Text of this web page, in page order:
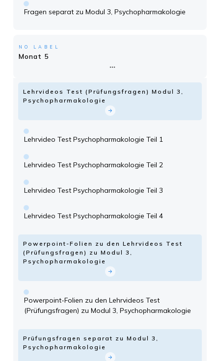
Fragen separat zu Modul 3, Psychopharmakologie
NO LABEL
Monat 5
Lehrvideos Test (Prüfungsfragen) Modul 3,
Psychopharmakologie
Lehrvideo Test Psychopharmakologie Teil 1
Lehrvideo Test Psychopharmakologie Teil 2
Lehrvideo Test Psychopharmakologie Teil 3
Lehrvideo Test Psychopharmakologie Teil 4
Powerpoint-Folien zu den Lehrvideos Test
(Prüfungsfragen) zu Modul 3,
Psychopharmakologie
Powerpoint-Folien zu den Lehrvideos Test
(Prüfungsfragen) zu Modul 3, Psychopharmakologie
Prüfungsfragen separat zu Modul 3,
Psychopharmakologie